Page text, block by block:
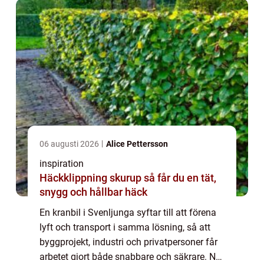
06 augusti 2026 Alice Pettersson
inspiration
Häckklippning skurup så får du en tät,
snygg och hållbar häck
En kranbil i Svenljunga syftar till att förena
lyft och transport i samma lösning, så att
byggprojekt, industri och privatpersoner får
arbetet gjort både snabbare och säkrare. När